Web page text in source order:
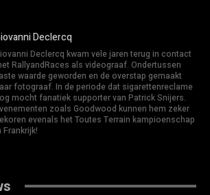
Declercq
Declercq kwam vele jaren terug in contact
RallyandRaces als videograaf. Ondertussen
waarde geworden en de overstap gemaakt
fotograaf. In de periode dat sigarettenreclame
mocht fanatiek supporter van Patrick Snijers.
zoals Goodwood kunnen hem zeker
evenals het Toutes Terrain kampioenschap
Frankrijk!